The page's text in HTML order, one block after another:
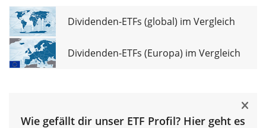
Dividenden-ETFs (global) im Vergleich
Dividenden-ETFs (Europa) im Vergleich
Wie gefällt dir unser ETF Profil? Hier geht es